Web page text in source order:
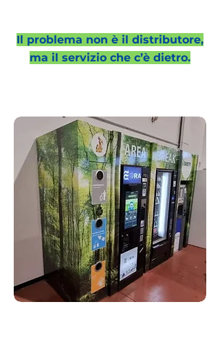
Il problema non è il distributore,
ma il servizio che c’è dietro.